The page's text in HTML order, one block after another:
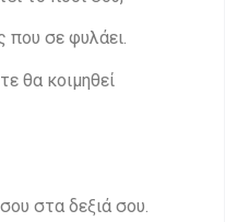
που σε φυλάει.
θα κοιμηθεί
στα δεξιά σου.